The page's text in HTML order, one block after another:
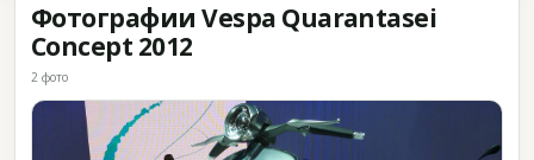
Фотографии Vespa Quarantasei
Concept 2012
2 фото